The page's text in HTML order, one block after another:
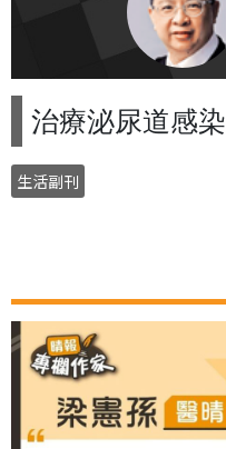
治療泌尿道感染
生活副刊